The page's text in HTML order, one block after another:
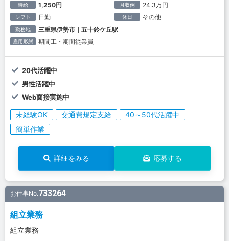
時給 1,250円 月収例 24.3万円
シフト 日勤 休日 その他
勤務地 三重県伊勢市｜五十鈴ケ丘駅
雇用形態 期間工・期間従業員
20代活躍中
男性活躍中
Web面接実施中
未経験OK 交通費規定支給
40～50代活躍中
簡単作業
詳細をみる 応募する
お仕事No.733264
組立業務
組立業務